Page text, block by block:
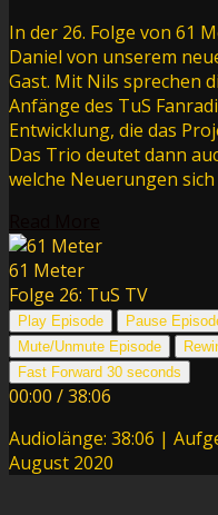
In der 26. Folge von 61
Daniel von unserem
Gast. Mit Nils sprechen
Anfänge des TuS
Entwicklung, die das
Das Trio deutet dann
welche Neuerungen
61 Meter
Folge 26: TuS TV
Play Episode
Pause
Mute/Unmute Episode
Fast Forward 30 seconds
00:00 /38:06
Audiolänge: 38:06 |
August 2020